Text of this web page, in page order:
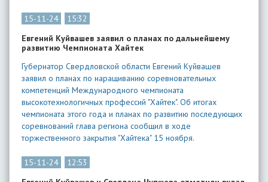
15-11-24
15:32
Евгений Куйвашев заявил о планах по дальнейшему
развитию Чемпионата Хайтек
Губернатор Свердловской области Евгений Куйвашев
заявил о планах по наращиванию соревновательных
компетенций Международного чемпионата
высокотехнологичных профессий "Хайтек". Об итогах
чемпионата этого года и планах по развитию последующих
соревнований глава региона сообщил в ходе
торжественного закрытия "Хайтека" 15 ноября.
15-11-24
12:53